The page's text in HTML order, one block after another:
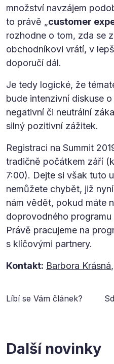
množství navzájem
to právě „customer
rozhodne o tom, zda se
obchodníkovi vrátí, v
doporučí dál.
Je tedy logické, že
bude intenzivní diskuse
negativní či neutrální
silný pozitivní zážitek.
Registraci na Summit
tradičně počátkem září
7:00). Dejte si však tuto
nemůžete chybět, již
nám vědět, pokud máte
doprovodného programu
Právě pracujeme na
s klíčovými partnery.
Kontakt: Barbora Krásná
Líbí se Vám článek?
Další novinky